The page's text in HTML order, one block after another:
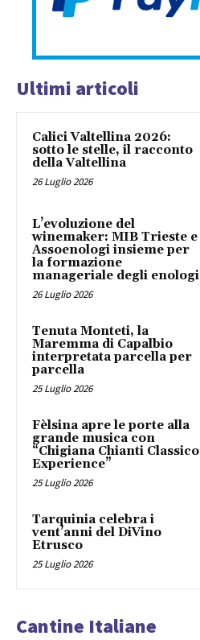
Ultimi articoli
Calici Valtellina 2026:
sotto le stelle, il racconto
della Valtellina
26 Luglio 2026
L’evoluzione del
winemaker: MIB Trieste e
Assoenologi insieme per
la formazione
manageriale degli enologi
26 Luglio 2026
Tenuta Monteti, la
Maremma di Capalbio
interpretata parcella per
parcella
25 Luglio 2026
Fèlsina apre le porte alla
grande musica con
“Chigiana Chianti Classico
Experience”
25 Luglio 2026
Tarquinia celebra i
vent’anni del DiVino
Etrusco
25 Luglio 2026
Cantine Italiane